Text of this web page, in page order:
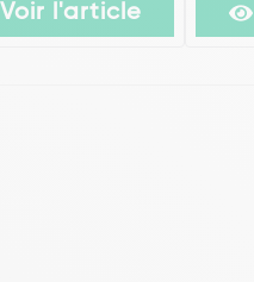
Voir l'article